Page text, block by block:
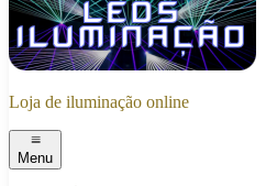
Loja de iluminação online
Menu